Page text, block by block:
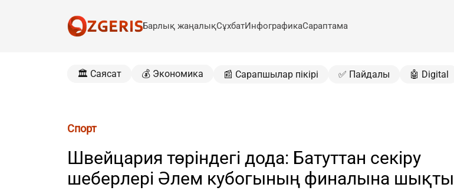
Барлық жаңалықСұхбатИнфографикаСараптама
🏛️ Саясат 💰 Экономика 📰 Сарапшылар пікірі ✅ Пайдалы 🤖 Digital
Спорт
Швейцария төріндегі дода: Батуттан секіру
шеберлері Әлем кубогының финалына шықты